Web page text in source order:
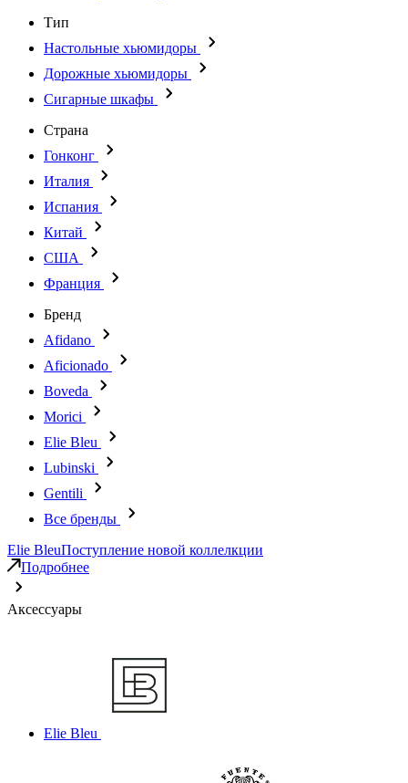
Тип
Настольные хьюмидоры
Дорожные хьюмидоры
Сигарные шкафы
Страна
Гонконг
Италия
Испания
Китай
США
Франция
Бренд
Afidano
Aficionado
Boveda
Morici
Elie Bleu
Lubinski
Gentili
Все бренды
Elie BleuПоступление новой коллелкции
Подробнее
Аксессуары
Elie Bleu